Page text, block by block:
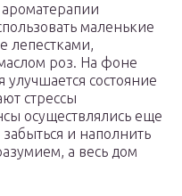
маленькие
лепестками,
роз. На фоне
улучшается состояние
стрессы
осуществлялись еще
и наполнить
а весь дом